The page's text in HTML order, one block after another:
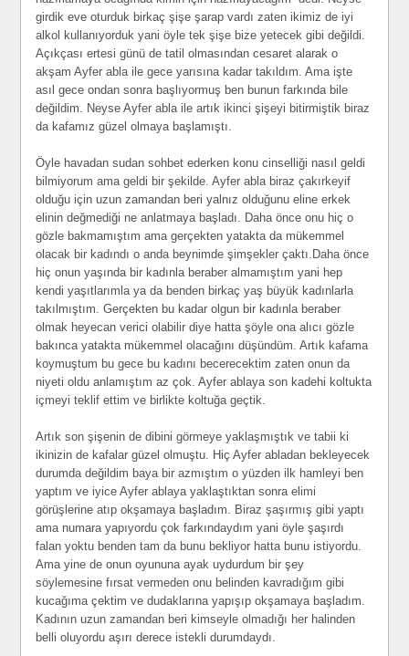
girdik eve oturduk birkaç şişe şarap vardı zaten ikimiz de iyi
alkol kullanıyorduk yani öyle tek şişe bize yetecek gibi değildi.
Açıkçası ertesi günü de tatil olmasından cesaret alarak o
akşam Ayfer abla ile gece yarısına kadar takıldım. Ama işte
asıl gece ondan sonra başlıyormuş ben bunun farkında bile
değildim. Neyse Ayfer abla ile artık ikinci şişeyi bitirmiştik biraz
da kafamız güzel olmaya başlamıştı.
Öyle havadan sudan sohbet ederken konu cinselliği nasıl geldi
bilmiyorum ama geldi bir şekilde. Ayfer abla biraz çakırkeyif
olduğu için uzun zamandan beri yalnız olduğunu eline erkek
elinin değmediği ne anlatmaya başladı. Daha önce onu hiç o
gözle bakmamıştım ama gerçekten yatakta da mükemmel
olacak bir kadındı o anda beynimde şimşekler çaktı.Daha önce
hiç onun yaşında bir kadınla beraber almamıştım yani hep
kendi yaşıtlarımla ya da benden birkaç yaş büyük kadınlarla
takılmıştım. Gerçekten bu kadar olgun bir kadınla beraber
olmak heyecan verici olabilir diye hatta şöyle ona alıcı gözle
bakınca yatakta mükemmel olacağını düşündüm. Artık kafama
koymuştum bu gece bu kadını becerecektim zaten onun da
niyeti oldu anlamıştım az çok. Ayfer ablaya son kadehi koltukta
içmeyi teklif ettim ve birlikte koltuğa geçtik.
Artık son şişenin de dibini görmeye yaklaşmıştık ve tabii ki
ikinizin de kafalar güzel olmuştu. Hiç Ayfer abladan bekleyecek
durumda değildim baya bir azmıştım o yüzden ilk hamleyi ben
yaptım ve iyice Ayfer ablaya yaklaştıktan sonra elimi
görüşlerine atıp okşamaya başladım. Biraz şaşırmış gibi yaptı
ama numara yapıyordu çok farkındaydım yani öyle şaşırdı
falan yoktu benden tam da bunu bekliyor hatta bunu istiyordu.
Ama yine de onun oyununa ayak uydurdum bir şey
söylemesine fırsat vermeden onu belinden kavradığım gibi
kucağıma çektim ve dudaklarına yapışıp okşamaya başladım.
Kadının uzun zamandan beri kimseyle olmadığı her halinden
belli oluyordu aşırı derece istekli durumdaydı.